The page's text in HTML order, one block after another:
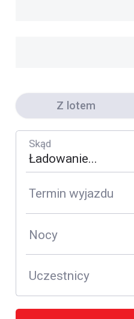
Z lotem
Skąd
Termin wyjazdu
Nocy
Uczestnicy